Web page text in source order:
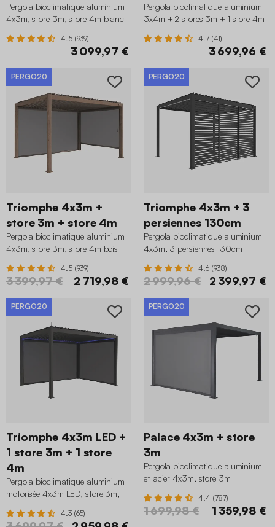
Pergola bioclimatique aluminium
4x3m, store 3m, store 4m blanc
4.5 (939)
3 099,97 €
Pergola bioclimatique aluminium
3x4m + 2 stores 3m + 1 store 4m
4.7 (41)
3 699,96 €
PERGO20
Triomphe 4x3m +
store 3m + store 4m
Pergola bioclimatique aluminium
4x3m, store 3m, store 4m bois
4.5 (939)
3 399,97 € 2 719,98 €
PERGO20
Triomphe 4x3m + 3
persiennes 130cm
Pergola bioclimatique aluminium
4x3m, 3 persiennes 130cm
4.6 (938)
2 999,96 € 2 399,97 €
PERGO20
Triomphe 4x3m LED +
1 store 3m + 1 store
4m
Pergola bioclimatique aluminium
motorisée 4x3m LED, store 3m,
4.3 (65)
PERGO20
Palace 4x3m + store
3m
Pergola bioclimatique aluminium
et acier 4x3m, store 3m
4.4 (787)
1 699,98 € 1 359,98 €